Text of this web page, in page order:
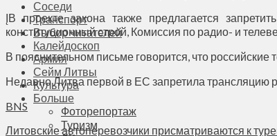
Соседи
Транспорт
Выбор читателей
Калейдоскоп
Армия
Сейм Литвы
Культура
Больше
Фоторепортаж
Туризм
ĮВ проекте закона также предлагается
конституционный строй, Комиссия по радио- и
В пояснительном письме говорится, что
Недавно Литва первой в ЕС запретила трансляцию
BNS
Литовские автоперевозчики присматриваются к